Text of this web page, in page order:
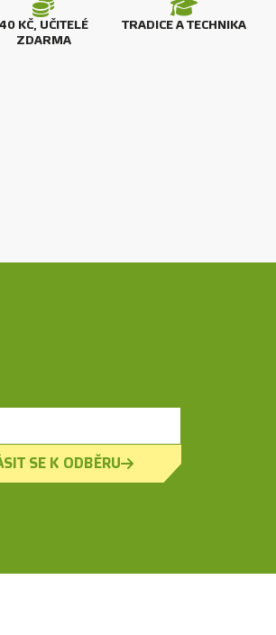
40 KČ, UČITELÉ
ZDARMA
TRADICE A TECHNIKA
SE K ODBĚRU